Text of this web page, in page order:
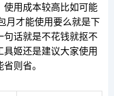
使用成本较高比如可能
月才能使用要么就是下
句话就是不花钱就抠不
姬还是建议大家使用
则省。